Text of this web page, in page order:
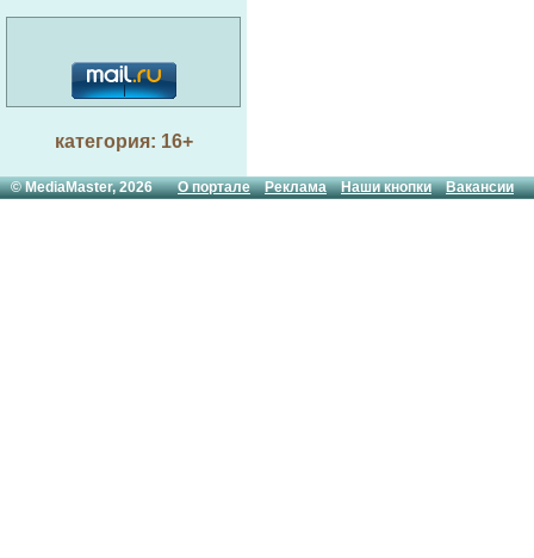
категория: 16+
© MediaMaster, 2026О портале Реклама Наши кнопки Вакансии